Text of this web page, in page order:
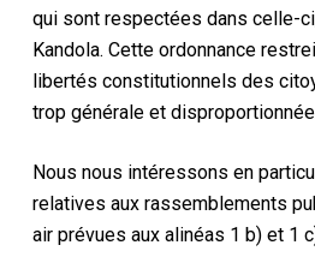
qui sont respectées dans celle-
Kandola. Cette ordonnance
libertés constitutionnels des
trop générale et
Nous nous intéressons en
relatives aux rassemblements
air prévues aux alinéas 1 b) et 1